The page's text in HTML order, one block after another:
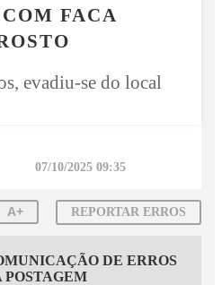
FACA
evadiu-se do local
07/10/2025 09:35
A+ REPORTAR ERROS
DE ERROS
POSTAGEM